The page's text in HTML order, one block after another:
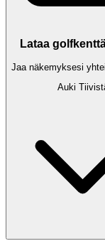
Lataa
Jaa näkemyksesi
Auki